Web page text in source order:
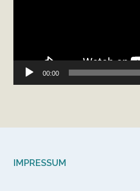
00:00
IMPRESSUM